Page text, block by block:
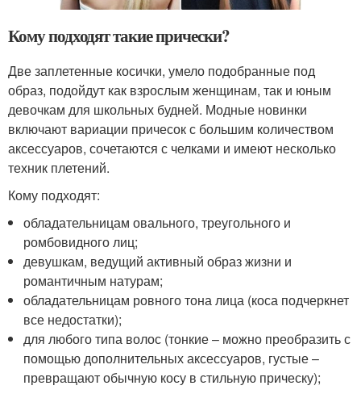
Кому подходят такие прически?
Две заплетенные косички, умело подобранные под
образ, подойдут как взрослым женщинам, так и юным
девочкам для школьных будней. Модные новинки
включают вариации причесок с большим количеством
аксессуаров, сочетаются с челками и имеют несколько
техник плетений.
Кому подходят:
обладательницам овального, треугольного и
ромбовидного лиц;
девушкам, ведущий активный образ жизни и
романтичным натурам;
обладательницам ровного тона лица (коса подчеркнет
все недостатки);
для любого типа волос (тонкие – можно преобразить с
помощью дополнительных аксессуаров, густые –
превращают обычную косу в стильную прическу);